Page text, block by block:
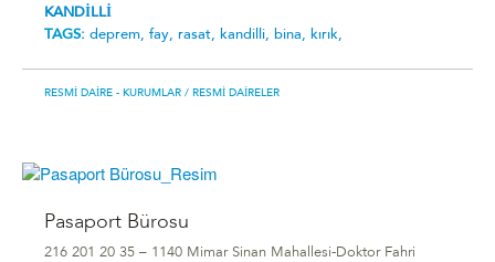
KANDİLLİ
TAGS: deprem, fay, rasat, kandilli, bina, kırık,
RESMI DAIRE - KURUMLAR / RESMI DAIRELER
Pasaport Bürosu
216 201 20 35 – 1140 Mimar Sinan Mahallesi-Doktor Fahri